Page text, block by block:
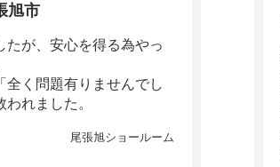
旭市
たが、安心を得る為やっ
全く問題有りませんでし
れました。
尾張旭ショールーム